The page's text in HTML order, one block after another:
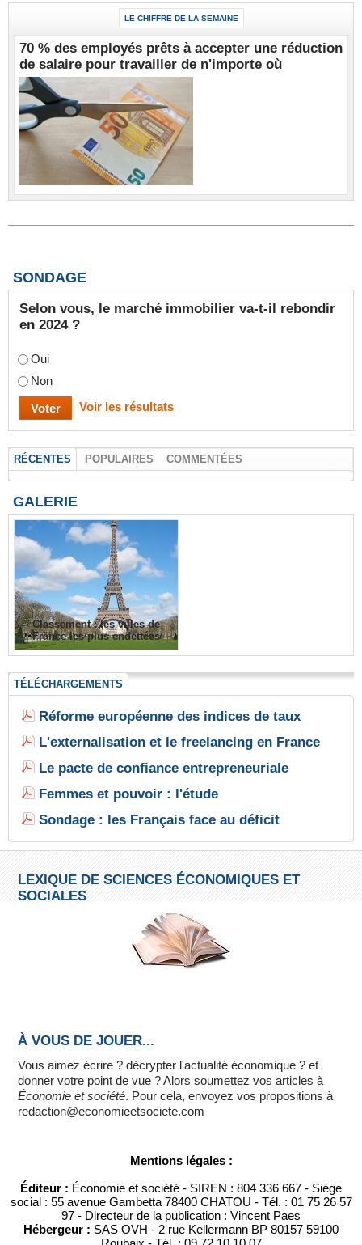
LE CHIFFRE DE LA SEMAINE
70 % des employés prêts à accepter une réduction
de salaire pour travailler de n'importe où
SONDAGE
Selon vous, le marché immobilier va-t-il rebondir
en 2024 ?
Oui
Non
Voir les résultats
RÉCENTES POPULAIRES COMMENTÉES
GALERIE
Classement : les villes de
France les plus endettées
TÉLÉCHARGEMENTS
Réforme européenne des indices de taux
L'externalisation et le freelancing en France
Le pacte de confiance entrepreneuriale
Femmes et pouvoir : l'étude
Sondage : les Français face au déficit
LEXIQUE DE SCIENCES ÉCONOMIQUES ET
SOCIALES
À VOUS DE JOUER...
Vous aimez écrire ? décrypter l'actualité économique ? et
donner votre point de vue ? Alors soumettez vos articles à
Économie et société. Pour cela, envoyez vos propositions à
redaction@economieetsociete.com
Mentions légales :
Éditeur : Économie et société - SIREN : 804 336 667 - Siège
social : 55 avenue Gambetta 78400 CHATOU - Tél. : 01 75 26 57
97 - Directeur de la publication : Vincent Paes
Hébergeur : SAS OVH - 2 rue Kellermann BP 80157 59100